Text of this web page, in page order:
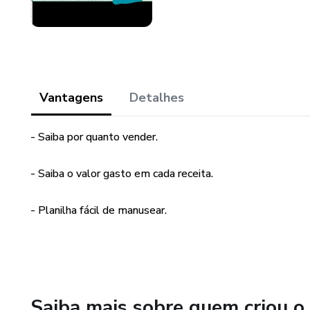
Vantagens Detalhes
- Saiba por quanto vender.
- Saiba o valor gasto em cada receita.
- Planilha fácil de manusear.